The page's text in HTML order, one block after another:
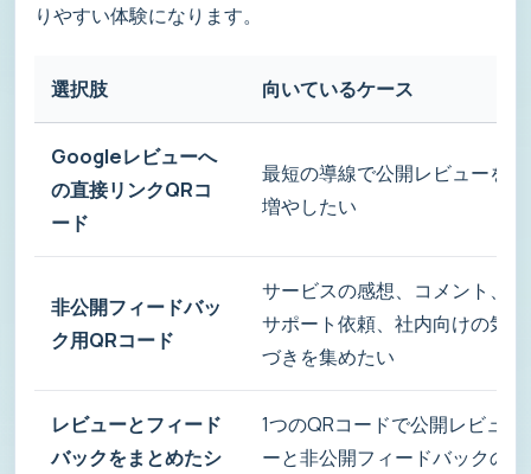
りやすい体験になります。
選択肢 向いているケース
Googleレビューへ
の直接リンクQRコ
ード
最短の導線で公開レビューを
増やしたい
非公開フィードバッ
ク用QRコード
サービスの感想、コメント、
サポート依頼、社内向けの気
づきを集めたい
レビューとフィード
バックをまとめたシ
1つのQRコードで公開レビュ
ーと非公開フィードバックの